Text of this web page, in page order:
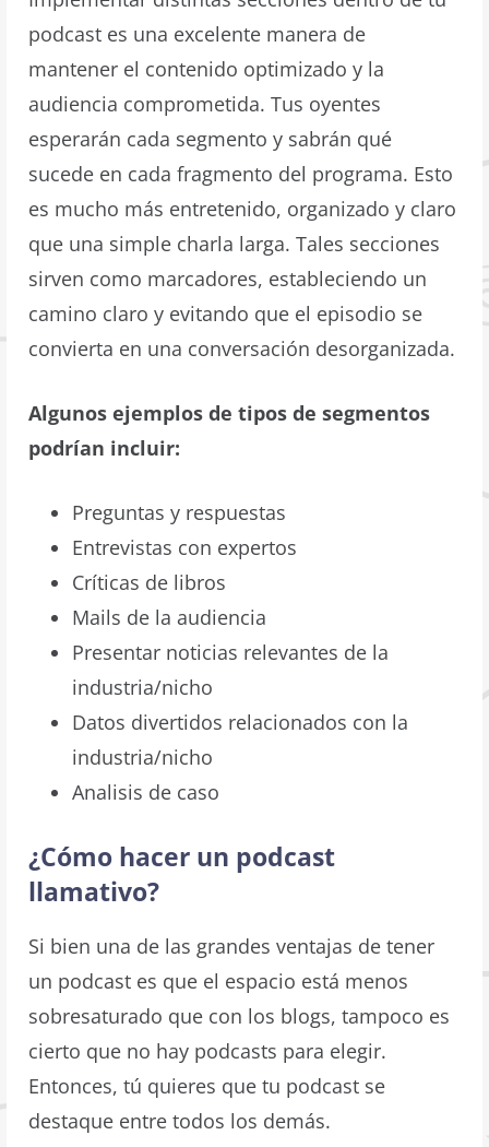
podcast es una excelente manera de
mantener el contenido optimizado y la
audiencia comprometida. Tus oyentes
esperarán cada segmento y sabrán qué
sucede en cada fragmento del programa. Esto
es mucho más entretenido, organizado y claro
que una simple charla larga. Tales secciones
sirven como marcadores, estableciendo un
camino claro y evitando que el episodio se
convierta en una conversación desorganizada.
Algunos ejemplos de tipos de segmentos
podrían incluir:
Preguntas y respuestas
Entrevistas con expertos
Críticas de libros
Mails de la audiencia
Presentar noticias relevantes de la
industria/nicho
Datos divertidos relacionados con la
industria/nicho
Analisis de caso
¿Cómo hacer un podcast
llamativo?
Si bien una de las grandes ventajas de tener
un podcast es que el espacio está menos
sobresaturado que con los blogs, tampoco es
cierto que no hay podcasts para elegir.
Entonces, tú quieres que tu podcast se
destaque entre todos los demás.